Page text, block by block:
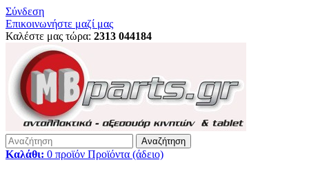
Σύνδεση
Επικοινωνήστε μαζί μας
Καλέστε μας τώρα: 2313 044184
Αναζήτηση
Καλάθι: 0 προϊόν Προϊόντα (άδειο)